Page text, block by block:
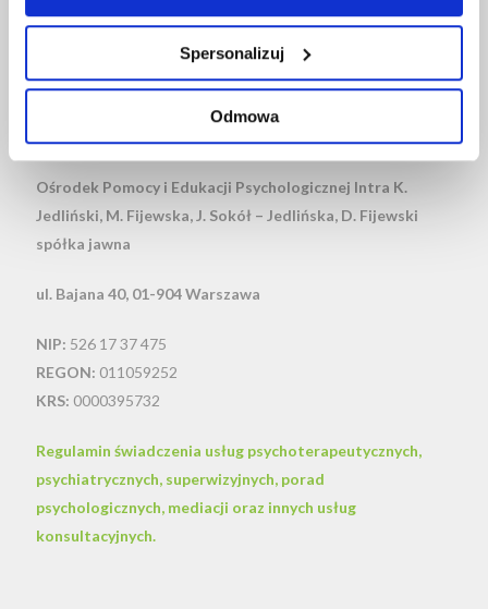
Spersonalizuj
Odmowa
FB IG IN
Ośrodek Pomocy i Edukacji Psychologicznej Intra K.
Jedliński, M. Fijewska, J. Sokół – Jedlińska, D. Fijewski
spółka jawna
ul. Bajana 40, 01-904 Warszawa
NIP: 526 17 37 475
REGON: 011059252
KRS: 0000395732
Regulamin świadczenia usług psychoterapeutycznych,
psychiatrycznych, superwizyjnych, porad
psychologicznych, mediacji oraz innych usług
konsultacyjnych.